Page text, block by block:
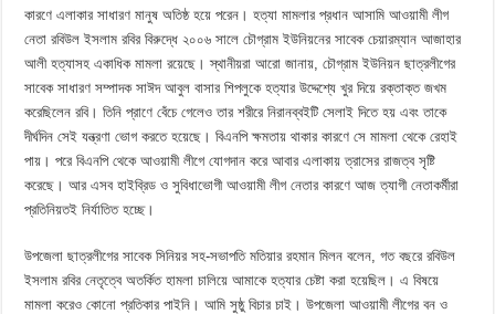
কারণে এলাকার সাধারণ মানুষ অতিষ্ঠ হয়ে পরেন। হত্যা মামলার প্রধান আসামি আওয়ামী লীগ
নেতা রবিউল ইসলাম রবির বিরুদ্ধে ২০০৬ সালে চৌগ্রাম ইউনিয়নের সাবেক চেয়ারম্যান আজাহার
আলী হত্যাসহ একাধিক মামলা রয়েছে। স্থানীয়রা আরো জানায়, চৌগ্রাম ইউনিয়ন ছাত্রলীগের
সাবেক সাধারণ সম্পাদক সাঈদ আবুল বাসার শিপলুকে হত্যার উদ্দেশ্যে খুর দিয়ে রক্তাক্ত জখম
করেছিলেন রবি। তিনি প্রাণে বেঁচে গেলেও তার শরীরে নিরানব্বইটি সেলাই দিতে হয় এবং তাকে
দীর্ঘদিন সেই যন্ত্রণা ভোগ করতে হয়েছে। বিএনপি ক্ষমতায় থাকার কারণে সে মামলা থেকে রেহাই
পায়। পরে বিএনপি থেকে আওয়ামী লীগে যোগদান করে আবার এলাকায় ত্রাসের রাজত্ব সৃষ্টি
করেছে। আর এসব হাইব্রিড ও সুবিধাভোগী আওয়ামী লীগ নেতার কারণে আজ ত্যাগী নেতাকর্মীরা
প্রতিনিয়তই নির্যাতিত হচ্ছে।
উপজেলা ছাত্রলীগের সাবেক সিনিয়র সহ-সভাপতি মতিয়ার রহমান মিলন বলেন, গত বছরে রবিউল
ইসলাম রবির নেতৃত্বে অতর্কিত হামলা চালিয়ে আমাকে হত্যার চেষ্টা করা হয়েছিল। এ বিষয়ে
মামলা করেও কোনো প্রতিকার পাইনি। আমি সুষ্ঠু বিচার চাই। উপজেলা আওয়ামী লীগের বন ও